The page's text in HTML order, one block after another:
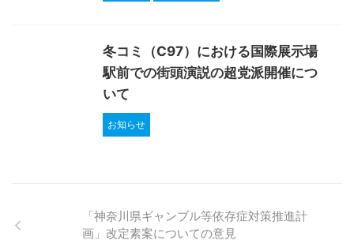
冬コミ（C97）における国際展示場
駅前での街頭演説の超党派開催につ
いて
お知らせ
「神奈川県ギャンブル等依存症対策推進計
画」改定素案についての意見